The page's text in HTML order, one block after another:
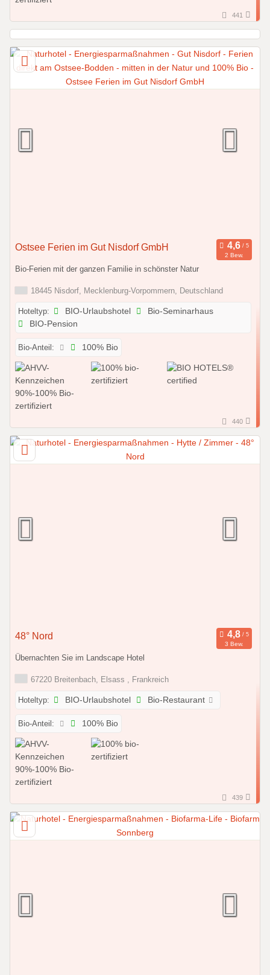
441
Ostsee Ferien im Gut Nisdorf GmbH
2 Bew.
Bio-Ferien mit der ganzen Familie in schönster Natur
18445 Nisdorf, Mecklenburg-Vorpommern, Deutschland
Hoteltyp: BIO-Urlaubshotel
Bio-Seminarhaus
BIO-Pension
Bio-Anteil: 100% Bio
440
48° Nord
3 Bew.
Übernachten Sie im Landscape Hotel
67220 Breitenbach, Elsass , Frankreich
Hoteltyp: BIO-Urlaubshotel Bio-Restaurant
Bio-Anteil: 100% Bio
439